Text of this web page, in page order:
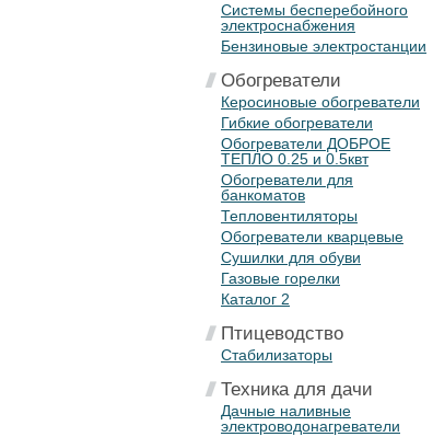
Системы бесперебойного
электроснабжения
Бензиновые электростанции
Обогреватели
Керосиновые обогреватели
Гибкие обогреватели
Обогреватели ДОБРОЕ
ТЕПЛО 0.25 и 0.5квт
Обогреватели для
банкоматов
Тепловентиляторы
Обогреватели кварцевые
Сушилки для обуви
Газовые горелки
Каталог 2
Птицеводство
Стабилизаторы
Техника для дачи
Дачные наливные
электроводонагреватели